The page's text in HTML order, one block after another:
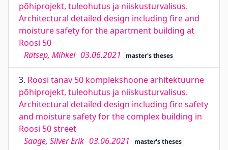
põhiprojekt, tuleohutus ja niiskusturvalisus.
Architectural detailed design including fire and
moisture safety for the apartment building at
Roosi 50
Rätsep, Mihkel 03.06.2021 master's theses
3. Roosi tänav 50 komplekshoone arhitektuurne
põhiprojekt, tuleohutus ja niiskusturvalisus.
Architectural detailed design including fire safety
and moisture safety for the complex building in
Roosi 50 street
Saage, Silver Erik 03.06.2021 master's theses